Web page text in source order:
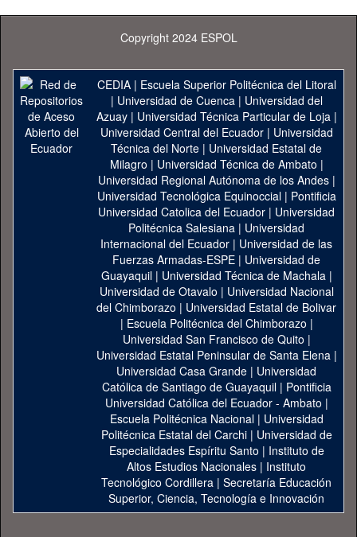
Copyright 2024 ESPOL
CEDIA| Escuela Superior Politécnica del Litoral
| Universidad de Cuenca| Universidad del
Azuay| Universidad Técnica Particular de Loja|
Universidad Central del Ecuador| Universidad
Técnica del Norte | Universidad Estatal de
Milagro | Universidad Técnica de Ambato |
Universidad Regional Autónoma de los Andes|
Universidad Tecnológica Equinoccial| Pontificia
Universidad Catolica del Ecuador | Universidad
Politécnica Salesiana | Universidad
Internacional del Ecuador | Universidad de las
Fuerzas Armadas-ESPE | Universidad de
Guayaquil| Universidad Técnica de Machala|
Universidad de Otavalo | Universidad Nacional
del Chimborazo | Universidad Estatal de Bolivar
| Escuela Politécnica del Chimborazo |
Universidad San Francisco de Quito |
Universidad Estatal Peninsular de Santa Elena|
Universidad Casa Grande | Universidad
Católica de Santiago de Guayaquil| Pontificia
Universidad Católica del Ecuador - Ambato |
Escuela Politécnica Nacional| Universidad
Politécnica Estatal del Carchi| Universidad de
Especialidades Espíritu Santo | Instituto de
Altos Estudios Nacionales | Instituto
Tecnológico Cordillera | Secretaría Educación
Superior, Ciencia, Tecnología e Innovación